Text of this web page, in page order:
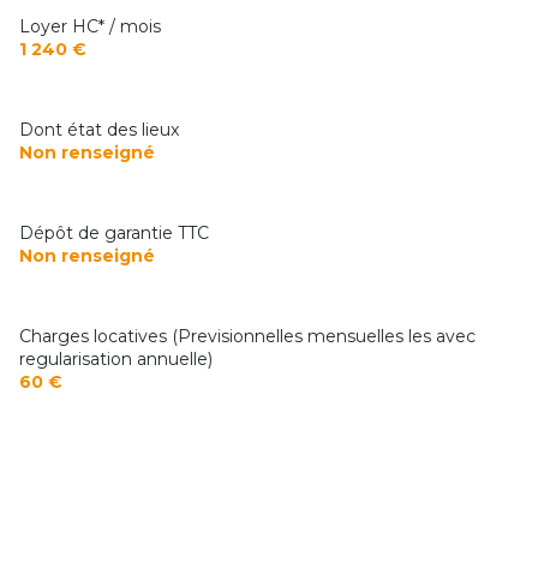
Loyer HC* / mois
1 240 €
Dont état des lieux
Non renseigné
Dépôt de garantie TTC
Non renseigné
Charges locatives (Previsionnelles mensuelles les avec
regularisation annuelle)
60 €